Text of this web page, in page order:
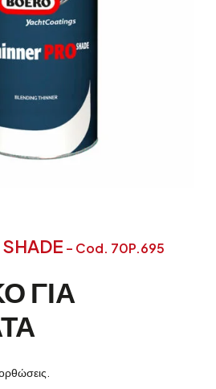
– Cod. 70P.695
ΓΙΑ